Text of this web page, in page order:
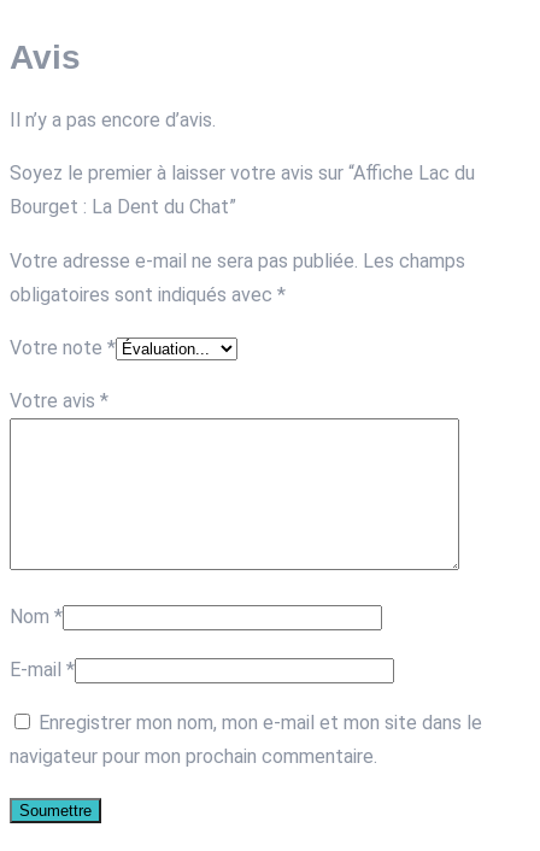
Avis
Il n’y a pas encore d’avis.
Soyez le premier à laisser votre avis sur “Affiche Lac du
Bourget : La Dent du Chat”
Votre adresse e-mail ne sera pas publiée. Les champs
obligatoires sont indiqués avec *
Votre note *
Votre avis *
Nom *
E-mail *
Enregistrer mon nom, mon e-mail et mon site dans le
navigateur pour mon prochain commentaire.